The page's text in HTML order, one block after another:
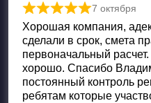
Оценка из 5
7 октября
Хорошая компания,
сделали в срок, смета
первоначальный
хорошо. Спасибо
постоянный контроль
ребятам которые